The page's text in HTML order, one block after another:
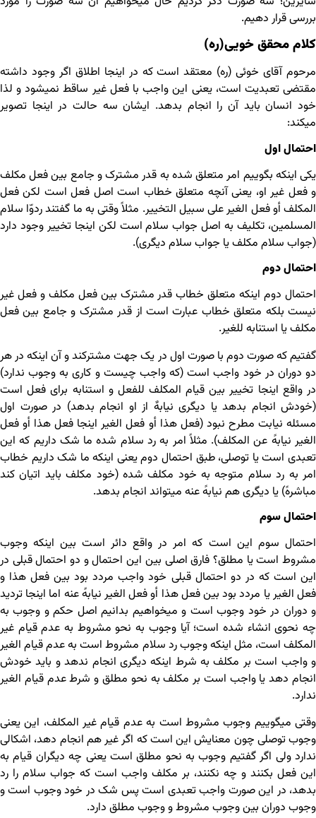
بررسی قرار دهیم.
کلام محقق خویی(ره)
مرحوم آقای خوئی (ره) معتقد است که در اینجا اطلاق اگر وجود داشته
مقتضی تعبدیت است، یعنی این واجب با فعل غیر ساقط نمی‏شود و لذا
خود انسان باید آن را انجام بدهد. ایشان سه حالت در اینجا تصویر
می‏کند:
احتمال اول
یکی اینکه بگوییم امر متعلق شده به قدر مشترک و جامع بین فعل مکلف
و فعل غیر او، یعنی آنچه متعلق خطاب است اصل فعل است لکن فعل
المکلف أو فعل الغیر علی سبیل التخییر. مثلاً وقتی به ما گفتند ردوّا سلام
المسلمین، تکلیف به اصل جواب سلام است لکن اینجا تخییر وجود دارد
(جواب سلام مکلف یا جواب سلام دیگری).
احتمال دوم
احتمال دوم اینکه متعلق خطاب قدر مشترک بین فعل مکلف و فعل غیر
نیست بلکه متعلق خطاب عبارت است از قدر مشترک و جامع بین فعل
مکلف یا استنابه للغیر.
گفتیم که صورت دوم با صورت اول در یک جهت مشترکند و آن اینکه در هر
دو دوران در خود واجب است (که واجب چیست و کاری به وجوب ندارد)
در واقع اینجا تخییر بین قیام المکلف للفعل و استنابه برای فعل است
(خودش انجام بدهد یا دیگری نیابهٌ از او انجام بدهد) در صورت اول
مسئله نیابت مطرح نبود (فعل هذا أو فعل الغیر اینجا فعل هذا أو فعل
الغیر نیابهً عن المکلف). مثلاً امر به رد سلام شده ما شک داریم که این
تعبدی است یا توصلی، طبق احتمال دوم یعنی اینکه ما شک داریم خطاب
امر به رد سلام متوجه به خود مکلف شده (خود مکلف باید اتیان کند
مباشرهً) یا دیگری هم نیابهً عنه می‏تواند انجام بدهد.
احتمال سوم
احتمال سوم این است که امر در واقع دائر است بین اینکه وجوب
مشروط است یا مطلق؟ فارق اصلی بین این احتمال و دو احتمال قبلی در
این است که در دو احتمال قبلی خود واجب مردد بود بین فعل هذا و
فعل الغیر یا مردد بود بین فعل هذا أو فعل الغیر نیابهً عنه اما اینجا تردید
و دوران در خود وجوب است و می‏خواهیم بدانیم اصل حکم و وجوب به
چه نحوی انشاء شده است؛ آیا وجوب به نحو مشروط به عدم قیام غیر
المکلف است، مثل اینکه وجوب رد سلام مشروط است به عدم قیام الغیر
و واجب است بر مکلف به شرط اینکه دیگری انجام ندهد و باید خودش
انجام دهد یا واجب است بر مکلف به نحو مطلق و شرط عدم قیام الغیر
ندارد.
وقتی می‏گوییم وجوب مشروط است به عدم قیام غیر المکلف، این یعنی
وجوب توصلی چون معنایش این است که اگر غیر هم انجام دهد، اشکالی
ندارد ولی اگر گفتیم وجوب به نحو مطلق است یعنی چه دیگران قیام به
این فعل بکنند و چه نکنند، بر مکلف واجب است که جواب سلام را رد
بدهد، در این صورت واجب تعبدی است پس شک در خود وجوب است و
وجوب دوران بین وجوب مشروط و وجوب مطلق دارد.